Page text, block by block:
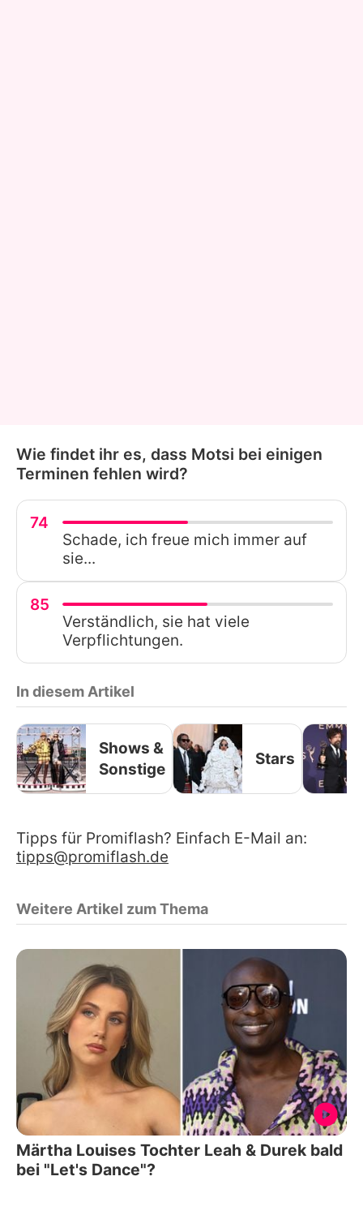
Wie findet ihr es, dass Motsi bei einigen
Terminen fehlen wird?
74
Schade, ich freue mich immer auf
sie...
85
Verständlich, sie hat viele
Verpflichtungen.
In diesem Artikel
Shows &
Sonstige
Stars
Tipps für Promiflash? Einfach E-Mail an:
tipps@promiflash.de
Weitere Artikel zum Thema
Märtha Louises Tochter Leah & Durek bald
bei "Let's Dance"?